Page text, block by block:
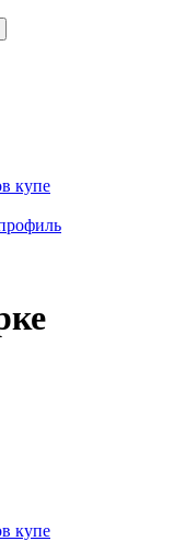
купе
купе